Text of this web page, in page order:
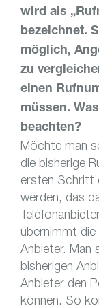
wird als
bezeichnet.
möglich,
zu
einen
müssen.
beachten?
Möchte man
die bisherige
ersten Schritt
werden, das
übernimmt die
Anbieter. Man
bisherigen
Anbieter den
können. So